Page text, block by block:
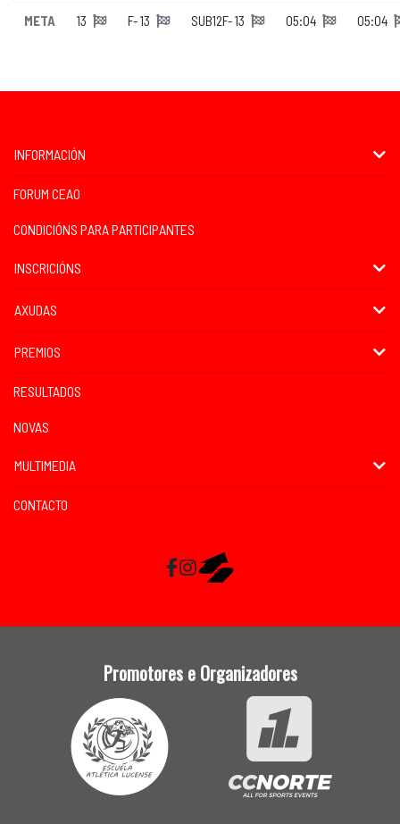
META 13 F- 13 SUB12F- 13 05:04 05:04
INFORMACIÓN
FORUM CEAO
CONDICIÓNS PARA PARTICIPANTES
INSCRICIÓNS
AXUDAS
PREMIOS
RESULTADOS
NOVAS
MULTIMEDIA
CONTACTO
Facebook
InstagramRaceMapp
Promotores e Organizadores